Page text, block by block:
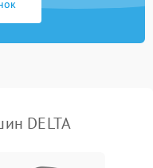
DELTA